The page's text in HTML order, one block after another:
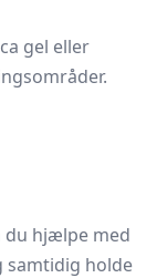
gel eller
du hjælpe med
samtidig holde